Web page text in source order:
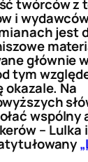
twórców z
i
jest
głównie
tym
Na
wspólny
– Lulka i